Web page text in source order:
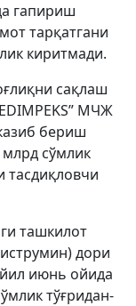
гапириш
тарқатгани
киритмади.
сақлаш
МЧЖ
бериш
сўмлик
тасдиқловчи
ташкилот
дори
июнь ойида
тўғридан-